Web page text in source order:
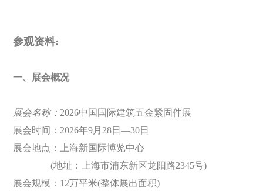
参观资料:
一、展会概况
展会名称： 2026中国 国际建筑五金紧固件展
展会时间： 2026年9月28日—30日
展会地点：上海新国际博览中心
(地址：上海市浦东新区龙阳路2345号)
展会规模： 12万平米(整体展出面积)